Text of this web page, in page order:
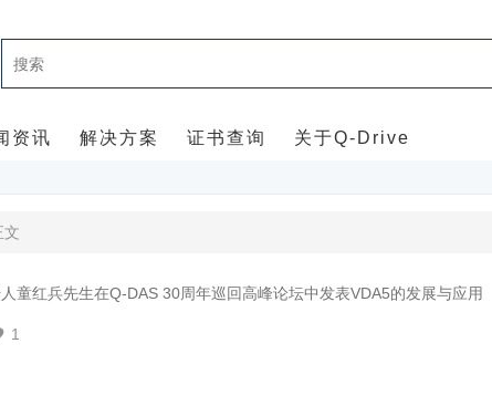
资讯 解决方案 证书查询 关于Q-Drive
文
童红兵先生在Q-DAS 30周年巡回高峰论坛中发表VDA5的发展与应用
1